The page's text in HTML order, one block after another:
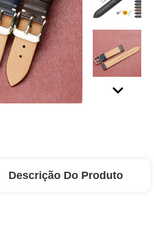
Descrição Do Produto